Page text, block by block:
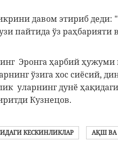
давом этириб деди:
пайтида ўз раҳбарияти
Эронга ҳарбий ҳужуми
ўзига хос сиёсий,
уларнинг дунё
Кузнецов.
КЕСКИНЛИКЛАР АҚШ ВА